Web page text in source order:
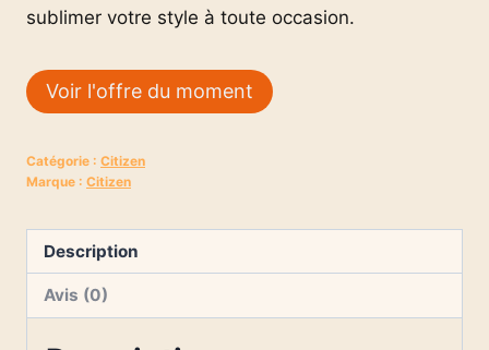
sublimer votre style à toute occasion.
Voir l'offre du moment
Catégorie : Citizen
Marque : Citizen
Description
Avis (0)